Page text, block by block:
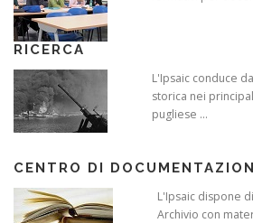
RICERCA
L'Ipsaic conduce
storica nei
pugliese ...
CENTRO DI
L'Ipsaic dispone
Archivio con